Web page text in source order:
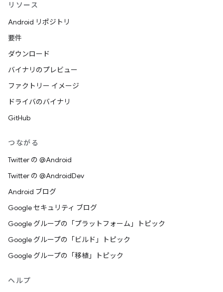
リソース
Android リポジトリ
要件
ダウンロード
バイナリのプレビュー
ファクトリー イメージ
ドライバのバイナリ
GitHub
つながる
Twitter の @Android
Twitter の @AndroidDev
Android ブログ
Google セキュリティ ブログ
Google グループの「プラットフォーム」トピック
Google グループの「ビルド」トピック
Google グループの「移植」トピック
ヘルプ